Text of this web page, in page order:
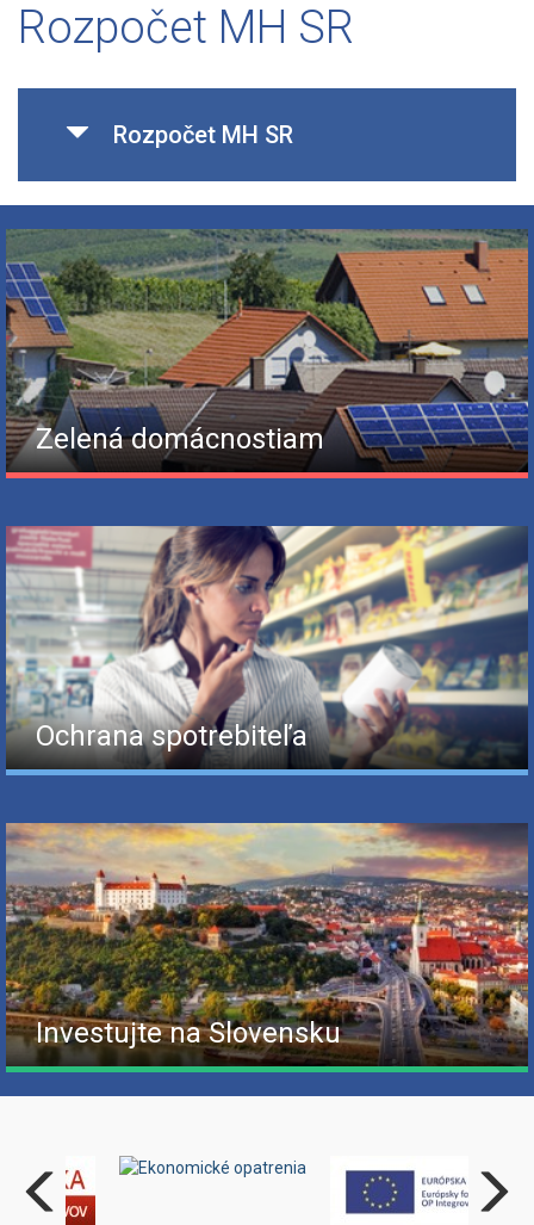
Rozpočet MH SR
Rozpočet MH SR
Zelená domácnostiam
Ochrana spotrebiteľa
Investujte na Slovensku